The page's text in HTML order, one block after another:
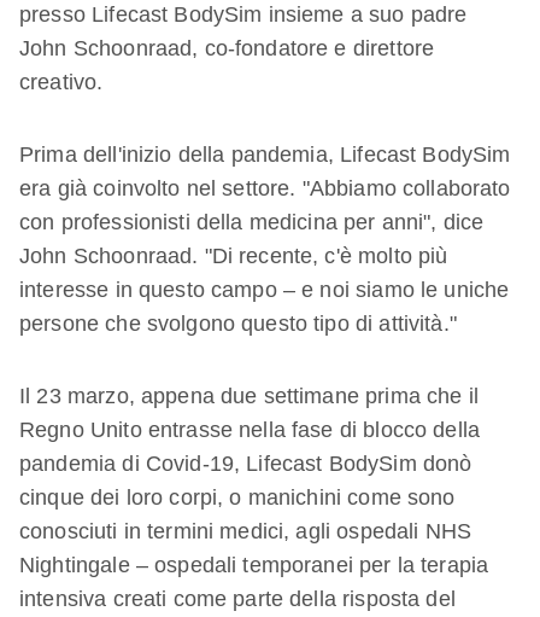
presso Lifecast BodySim insieme a suo padre
John Schoonraad, co-fondatore e direttore
creativo.
Prima dell'inizio della pandemia, Lifecast BodySim
era già coinvolto nel settore. "Abbiamo collaborato
con professionisti della medicina per anni", dice
John Schoonraad. "Di recente, c'è molto più
interesse in questo campo – e noi siamo le uniche
persone che svolgono questo tipo di attività."
Il 23 marzo, appena due settimane prima che il
Regno Unito entrasse nella fase di blocco della
pandemia di Covid-19, Lifecast BodySim donò
cinque dei loro corpi, o manichini come sono
conosciuti in termini medici, agli ospedali NHS
Nightingale – ospedali temporanei per la terapia
intensiva creati come parte della risposta del